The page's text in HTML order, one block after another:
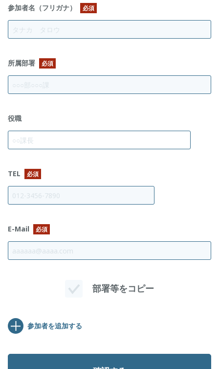
参加者名（フリガナ） 必須
所属部署 必須
役職
TEL 必須
E-Mail 必須
部署等をコピー
参加者を追加する